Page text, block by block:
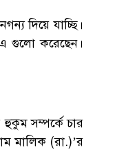
দিয়ে যাচ্ছি।
এ গুলো করেছেন।
সম্পর্কে চার
মালিক (রা.)’র